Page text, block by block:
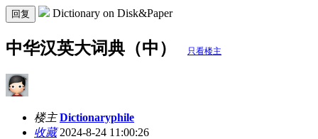
回复 Dictionary on Disk&Paper
中华汉英大词典（中） 只看楼主
楼主 Dictionaryphile
收藏2024-8-24 11:00:26